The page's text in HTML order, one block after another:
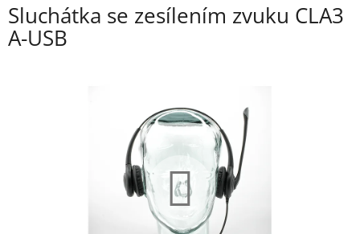
Sluchátka se zesílením zvuku CLA3
A-USB